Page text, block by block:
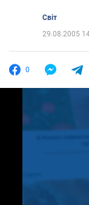
Світ
29.08.2005
0